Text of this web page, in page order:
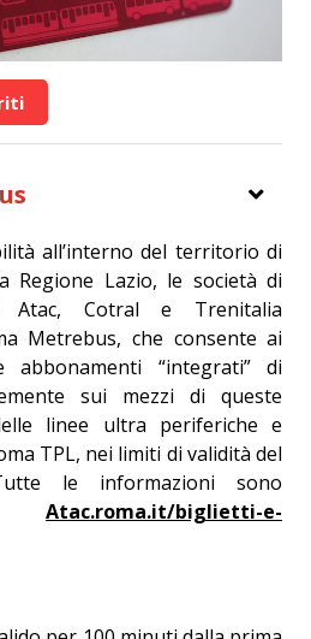
all’interno del territorio di
Regione Lazio, le società di
Atac, Cotral e Trenitalia
Metrebus, che consente ai
“integrati” di
sui mezzi di queste
linee ultra periferiche e
TPL, nei limiti di validità del
le informazioni sono
Atac.roma.it/biglietti-e-